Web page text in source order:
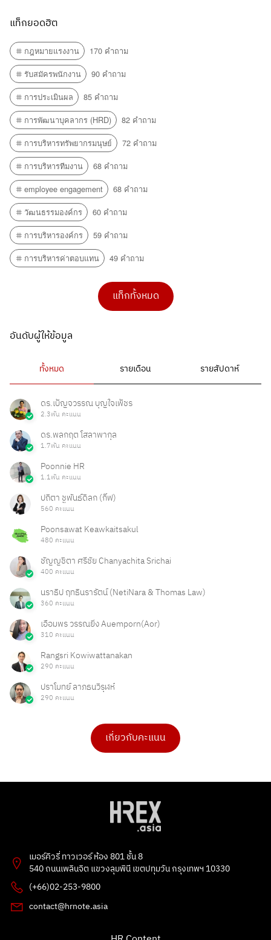
แท็กยอดฮิต
กฎหมายแรงงาน
170 คำถาม
รับสมัครพนักงาน
90 คำถาม
การประเมินผล
85 คำถาม
การพัฒนาบุคลากร (HRD)
82 คำถาม
การบริหารทรัพยากรมนุษย์
72 คำถาม
การบริหารทีมงาน
68 คำถาม
employee engagement
68 คำถาม
วัฒนธรรมองค์กร
60 คำถาม
การบริหารองค์กร
59 คำถาม
การบริหารค่าตอบแทน
49 คำถาม
แท็กทั้งหมด
อันดับผู้ให้ข้อมูล
ทั้งหมด รายเดือน รายสัปดาห์
ดร.เบ็ญจวรรณ บุญใจเพ็ชร
2.3พัน คะแนน
ดร.พลกฤต โสลาพากุล
1.7พัน คะแนน
Poonnie HR
1.1พัน คะแนน
ปถิตา ชูพันธ์ดิลก (กิ๊ฟ)
560 คะแนน
Poonsawat Keawkaitsakul
480 คะแนน
ชัญญชิตา ศรีชัย Chanyachita Srichai
400 คะแนน
นราธิป ฤทธินรารัตน์ (NetiNara & Thomas Law)
360 คะแนน
เอื้อมพร วรรณยิ่ง Auemporn(Aor)
310 คะแนน
Rangsri Kowiwattanakan
290 คะแนน
ปราโมทย์ ลาภธนวิรุฬห์
290 คะแนน
ดร.เบ็ญจวรรณ บุญใจเพ็ชร
3 คะแนน
kitbowon srimai
2 คะแนน
1 คะแนน
1 คะแนน
Tarmporn Masphimol
ธัญลักษณ์ แก้วโปธา
1 คะแนน
1 คะแนน
เกี่ยวกับคะแนน
เมอร์คิวรี่ ทาวเวอร์ ห้อง 801 ชั้น 8
540 ถนนเพลินจิต แขวงลุมพินี เขตปทุมวัน กรุงเทพฯ 10330
(+66)02-253-9800
contact@hrnote.asia